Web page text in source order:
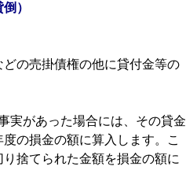
）
の売掛債権の他に貸付金等の
実があった場合には、その貸金
の損金の額に算入します。こ
捨てられた金額を損金の額に